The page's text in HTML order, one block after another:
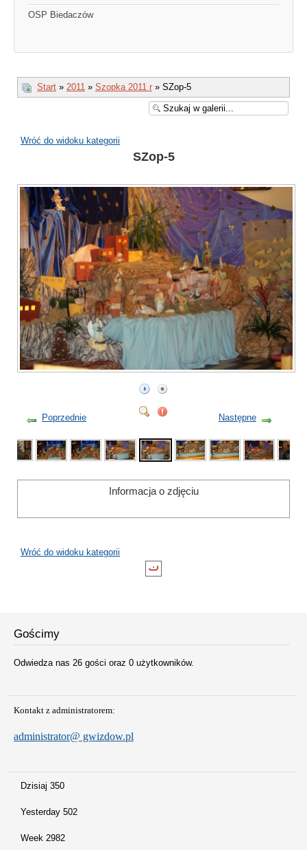
OSP Biedaczów
Start » 2011 » Szopka 2011 r » SZop-5
Wróć do widoku kategorii
SZop-5
Poprzednie Następne
Informacja o zdjęciu
Wróć do widoku kategorii
Gościmy
Odwiedza nas 26 gości oraz 0 użytkowników.
Kontakt z administratorem:
administrator@ gwizdow.pl
Dzisiaj 350
Yesterday 502
Week 2982